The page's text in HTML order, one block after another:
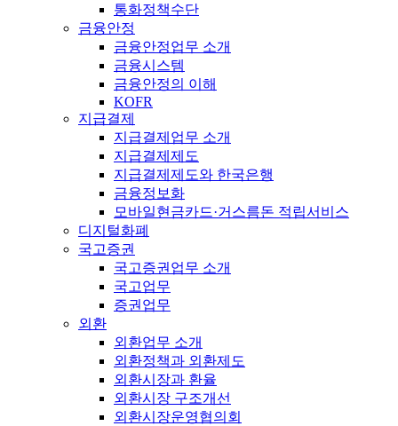
통화정책수단
금융안정
금융안정업무 소개
금융시스템
금융안정의 이해
KOFR
지급결제
지급결제업무 소개
지급결제제도
지급결제제도와 한국은행
금융정보화
모바일현금카드·거스름돈 적립서비스
디지털화폐
국고증권
국고증권업무 소개
국고업무
증권업무
외환
외환업무 소개
외환정책과 외환제도
외환시장과 환율
외환시장 구조개선
외환시장운영협의회